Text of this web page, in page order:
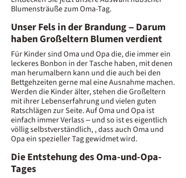
Blumensträuße zum Oma-Tag.
Unser Fels in der Brandung – Darum
haben Großeltern Blumen verdient
Für Kinder sind Oma und Opa die, die immer ein
leckeres Bonbon in der Tasche haben, mit denen
man herumalbern kann und die auch bei den
Bettgehzeiten gerne mal eine Ausnahme machen.
Werden die Kinder älter, stehen die Großeltern
mit ihrer Lebenserfahrung und vielen guten
Ratschlägen zur Seite. Auf Oma und Opa ist
einfach immer Verlass – und so ist es eigentlich
völlig selbstverständlich, , dass auch Oma und
Opa ein spezieller Tag gewidmet wird.
Die Entstehung des Oma-und-Opa-
Tages